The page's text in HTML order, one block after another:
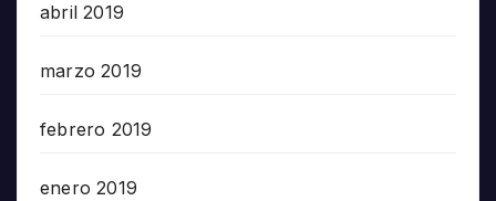
abril 2019
marzo 2019
febrero 2019
enero 2019